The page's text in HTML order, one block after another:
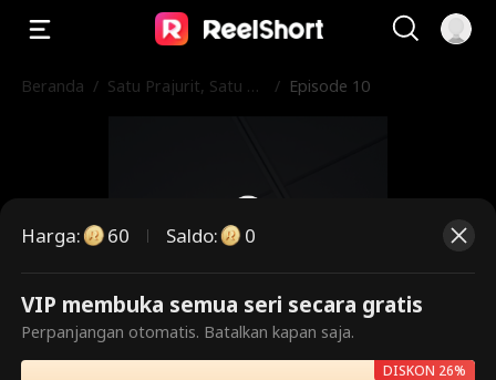
Beranda / Satu Prajurit, Satu Pe
/ Episode 10
Ini adalah episode berbayar.
Silakan buka untuk menonton.
Harga: 60 Saldo: 0
VIP membuka semua seri secara gratis
Perpanjangan otomatis. Batalkan kapan saja.
DISKON 26%